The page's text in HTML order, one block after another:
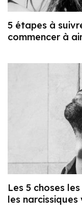
5 étapes à
commencer à
Les 5 choses
les